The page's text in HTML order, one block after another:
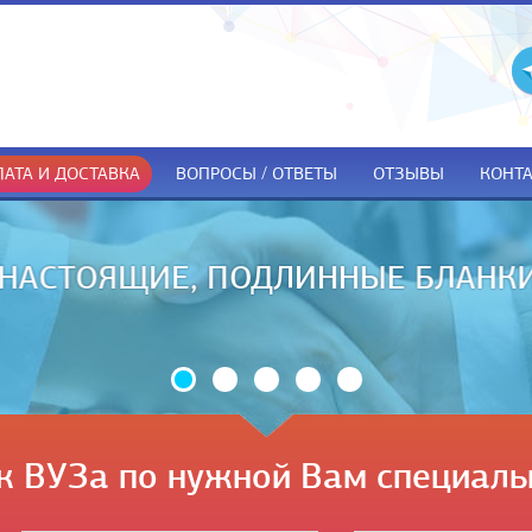
И ДОСТАВКА ВОПРОСЫ / ОТВЕТЫ ОТЗЫВЫ
ТОЛЬКО ПРИ
ВУЗа по нужной Вам